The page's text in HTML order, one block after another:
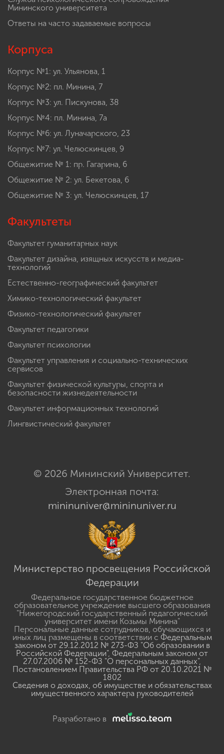
Мининского университета
Ответы на часто задаваемые вопросы
Корпуса
Корпус №1: ул. Ульянова, 1
Корпус №2: пл. Минина, 7
Корпус №3: ул. Пискунова, 38
Корпус №4: пл. Минина, 7а
Корпус №6: ул. Луначарского, 23
Корпус №7: ул. Челюскинцев, 9
Общежитие № 1: пр. Гагарина, 6
Общежитие № 2: ул. Бекетова, 6
Общежитие № 3: ул. Челюскинцев, 17
Факультеты
Факультет гуманитарных наук
Факультет дизайна, изящных искусств и медиа-
технологий
Естественно-географический факультет
Химико-технологический факультет
Физико-технологический факультет
Факультет педагогики
Факультет психологии
Факультет управления и социально-технических
сервисов
Факультет физической культуры, спорта и
безопасности жизнедеятельности
Факультет информационных технологий
Лингвистический факультет
© 2026 Мининский Университет.
Электронная почта:
mininuniver@mininuniver.ru
Министерство просвещения Российской
Федерации
Федеральное государственное бюджетное
образовательное учреждение высшего образования
"Нижегородский государственный педагогический
университет имени Козьмы Минина"
Персональные данные сотрудников, обучающихся и
иных лиц размещены в соответствии с Федеральным
законом от 29.12.2012 № 273-ФЗ "Об образовании в
Российской Федерации", Федеральным законом от
27.07.2006 № 152-ФЗ "О персональных данных",
Постановлением Правительства РФ от 20.10.2021 №
1802
Сведения о доходах, об имуществе и обязательствах
имущественного характера руководителей
Разработано в